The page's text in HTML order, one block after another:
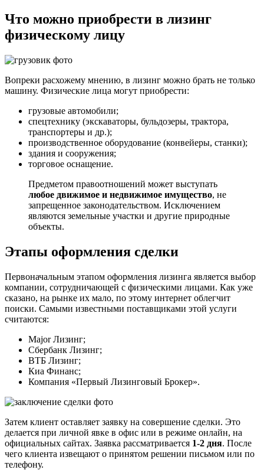
Что можно приобрести в лизинг
физическому лицу
Вопреки расхожему мнению, в лизинг можно брать не только
машину. Физические лица могут приобрести:
грузовые автомобили;
спецтехнику (экскаваторы, бульдозеры, трактора,
транспортеры и др.);
производственное оборудование (конвейеры, станки);
здания и сооружения;
торговое оснащение.
Предметом правоотношений может выступать
любое движимое и недвижимое имущество, не
запрещенное законодательством. Исключением
являются земельные участки и другие природные
объекты.
Этапы оформления сделки
Первоначальным этапом оформления лизинга является выбор
компании, сотрудничающей с физическими лицами. Как уже
сказано, на рынке их мало, по этому интернет облегчит
поиски. Самыми известными поставщиками этой услуги
считаются:
Major Лизинг;
Сбербанк Лизинг;
ВТБ Лизинг;
Киа Финанс;
Компания «Первый Лизинговый Брокер».
Затем клиент оставляет заявку на совершение сделки. Это
делается при личной явке в офис или в режиме онлайн, на
официальных сайтах. Заявка рассматривается 1-2 дня. После
чего клиента извещают о принятом решении письмом или по
телефону.